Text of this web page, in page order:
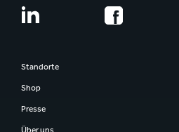
Standorte
Shop
Presse
Über uns